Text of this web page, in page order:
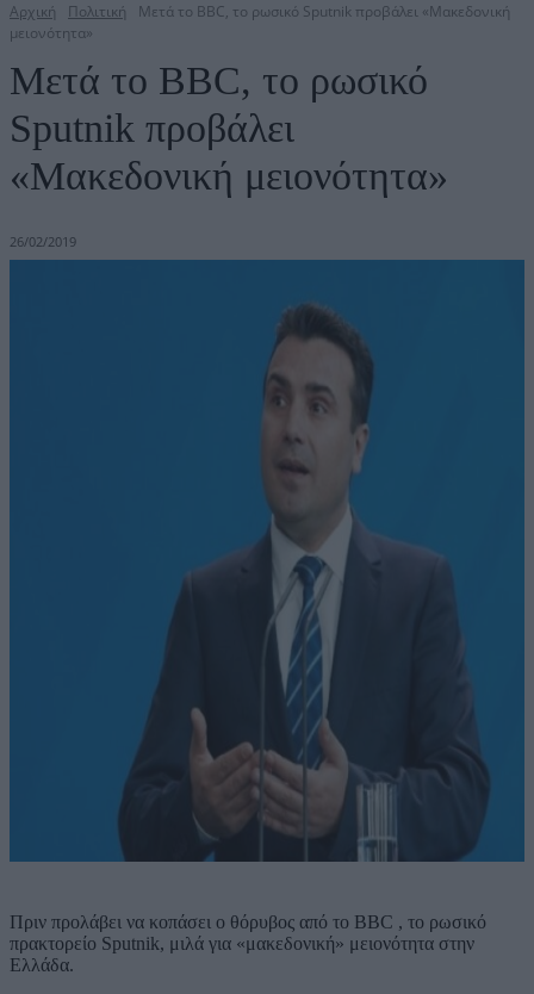
Αρχική Πολιτική
Μετά το BBC, το ρωσικό Sputnik προβάλει «Μακεδονική
μειονότητα»
Μετά το BBC, το ρωσικό
Sputnik προβάλει
«Μακεδονική μειονότητα»
26/02/2019
Πριν προλάβει να κοπάσει ο θόρυβος από το BBC , το ρωσικό
πρακτορείο Sputnik, μιλά για «μακεδονική» μειονότητα στην
Ελλάδα.